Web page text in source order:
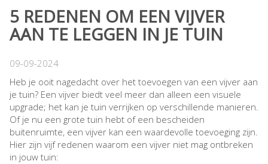
5 REDENEN OM EEN VIJVER
AAN TE LEGGEN IN JE TUIN
09-09-2024
Heb je ooit nagedacht over het toevoegen van een vijver aan
je tuin? Een vijver biedt veel meer dan alleen een visuele
upgrade; het kan je tuin verrijken op verschillende manieren.
Of je nu een grote tuin hebt of een bescheiden
buitenruimte, een vijver kan een waardevolle toevoeging zijn.
Hier zijn vijf redenen waarom een vijver niet mag ontbreken
in jouw tuin: